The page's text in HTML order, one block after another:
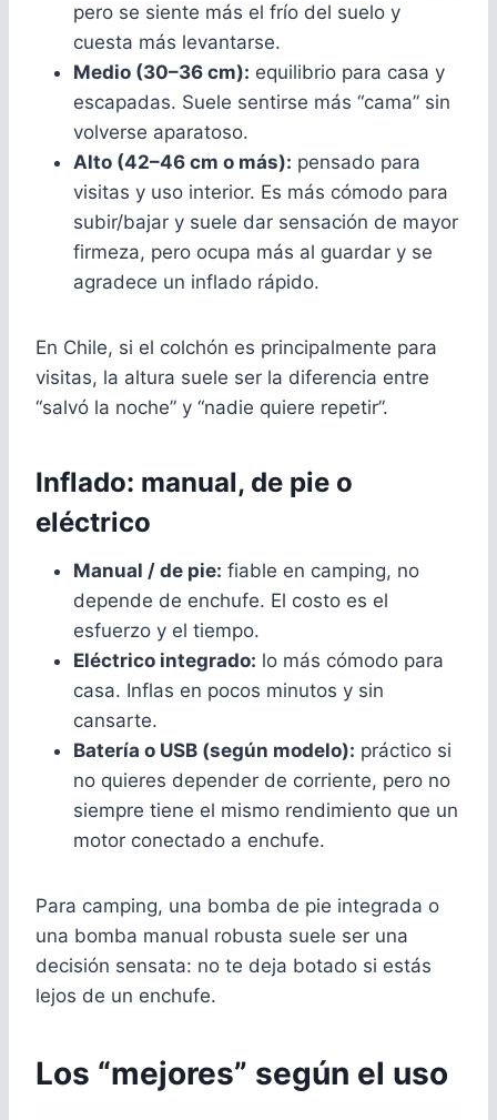
pero se siente más el frío del suelo y
cuesta más levantarse.
Medio (30–36 cm): equilibrio para casa y
escapadas. Suele sentirse más “cama” sin
volverse aparatoso.
Alto (42–46 cm o más): pensado para
visitas y uso interior. Es más cómodo para
subir/bajar y suele dar sensación de mayor
firmeza, pero ocupa más al guardar y se
agradece un inflado rápido.
En Chile, si el colchón es principalmente para
visitas, la altura suele ser la diferencia entre
“salvó la noche” y “nadie quiere repetir”.
Inflado: manual, de pie o
eléctrico
Manual / de pie: fiable en camping, no
depende de enchufe. El costo es el
esfuerzo y el tiempo.
Eléctrico integrado: lo más cómodo para
casa. Inflas en pocos minutos y sin
cansarte.
Batería o USB (según modelo): práctico si
no quieres depender de corriente, pero no
siempre tiene el mismo rendimiento que un
motor conectado a enchufe.
Para camping, una bomba de pie integrada o
una bomba manual robusta suele ser una
decisión sensata: no te deja botado si estás
lejos de un enchufe.
Los “mejores” según el uso